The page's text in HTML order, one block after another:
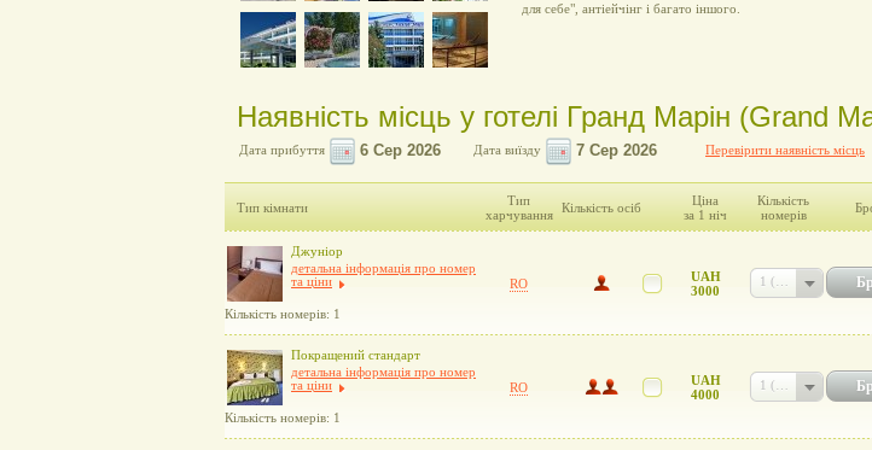
для себе", антіейчінг і багато іншого.
Наявність місць у готелі Гранд Марін (Grand
Дата прибуття Дата виїзду Перевірити наявність місць
Тип кімнати
Тип
харчування
Кількість осіб
Ціна
за 1 ніч
Кількість
номерів
Джуніор
детальна інформація про номер
та ціни
Кількість номерів: 1
RO
UAH
3000
Покращений стандарт
детальна інформація про номер
та ціни
Кількість номерів: 1
RO
UAH
4000